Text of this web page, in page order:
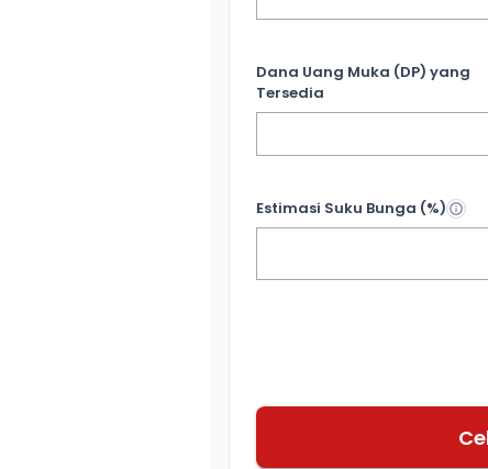
Dana Uang Muka (DP) yang
Tersedia
Estimasi Suku Bunga (%)